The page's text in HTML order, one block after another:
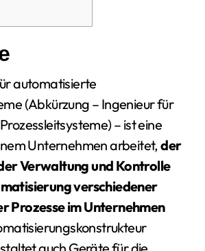
automatisierte
(Abkürzung – Ingenieur für
– ist eine
Unternehmen arbeitet,der
Verwaltung und Kontrolle
verschiedener
Prozesse im Unternehmen